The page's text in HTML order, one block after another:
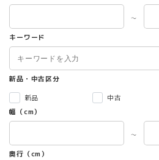
～
キーワード
新品・中古区分
新品
中古
幅（cm）
～
奥行（cm）